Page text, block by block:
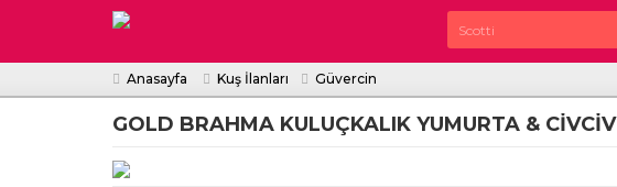
Anasayfa Kuş İlanları Güvercin
GOLD BRAHMA KULUÇKALIK YUMURTA & CİVCİV